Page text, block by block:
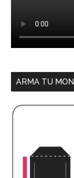
ARMA TU